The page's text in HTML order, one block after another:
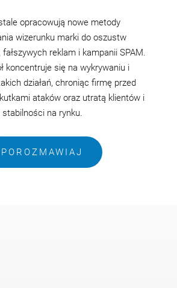
opracowują nowe metody
wizerunku marki do oszustw
reklam i kampanii SPAM.
koncentruje się na wykrywaniu i
działań, chroniąc firmę przed
ataków oraz utratą klientów i
stabilności na rynku.
POROZMAWIAJ